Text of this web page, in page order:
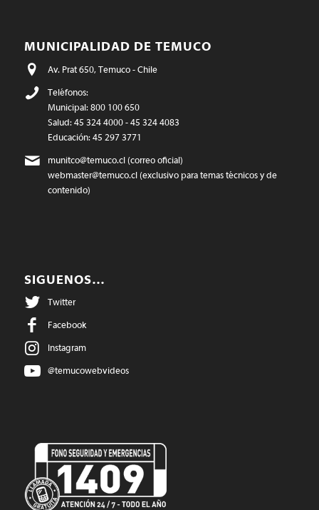
MUNICIPALIDAD DE TEMUCO
Av. Prat 650, Temuco - Chile
Teléfonos:
Municipal: 800 100 650
Salud: 45 324 4000 - 45 324 4083
Educación: 45 297 3771
munitco@temuco.cl(correo oficial)
webmaster@temuco.cl(exclusivo para temas técnicos y de
contenido)
SIGUENOS…
Twitter
Facebook
Instagram
@temucowebvideos